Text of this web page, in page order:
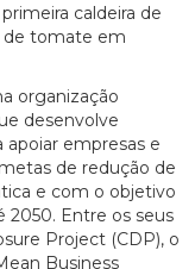
caldeira de
de tomate em
organização
desenvolve
apoiar empresas e
de redução de
e com o objetivo
2050. Entre os seus
Project (CDP), o
Business